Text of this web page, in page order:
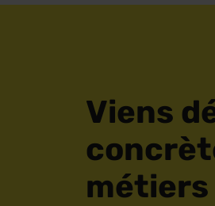
Viens
métiers